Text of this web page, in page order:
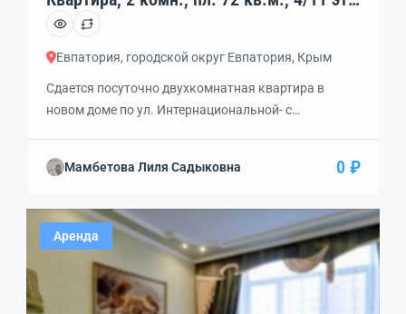
код: 339461
Евпатория, городской округ Евпатория, Крым
Сдается посуточно двухкомнатная квартира в
новом доме по ул. Интернациональной- c
индукционная керамическая плита, кондиционер,
витрина. Огромная застекленная лоджия 17м2,
полностью оборудованная. Рядом находятся
магазины, универсам, рынок, кафе, рестораны,
супермаркеты и прочее. Великолепная развязка
транспорта; маршрутное такси, трамвай. Также […]
Мамбетова Лиля Садыковна 0 ₽
Аренда